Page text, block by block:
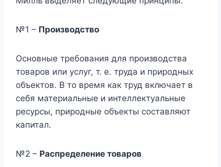
№1 – Производство
Основные требования для производства
товаров или услуг, т. е. труда и природных
объектов. В то время как труд включает в
себя материальные и интеллектуальные
ресурсы, природные объекты составляют
капитал.
№2 – Распределение товаров